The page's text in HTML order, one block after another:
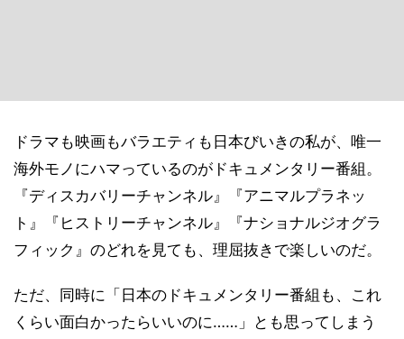
ドラマも映画もバラエティも日本びいきの私が、唯一
海外モノにハマっているのがドキュメンタリー番組。
『ディスカバリーチャンネル』『アニマルプラネッ
ト』『ヒストリーチャンネル』『ナショナルジオグラ
フィック』のどれを見ても、理屈抜きで楽しいのだ。
ただ、同時に「日本のドキュメンタリー番組も、これ
くらい面白かったらいいのに……」とも思ってしまう